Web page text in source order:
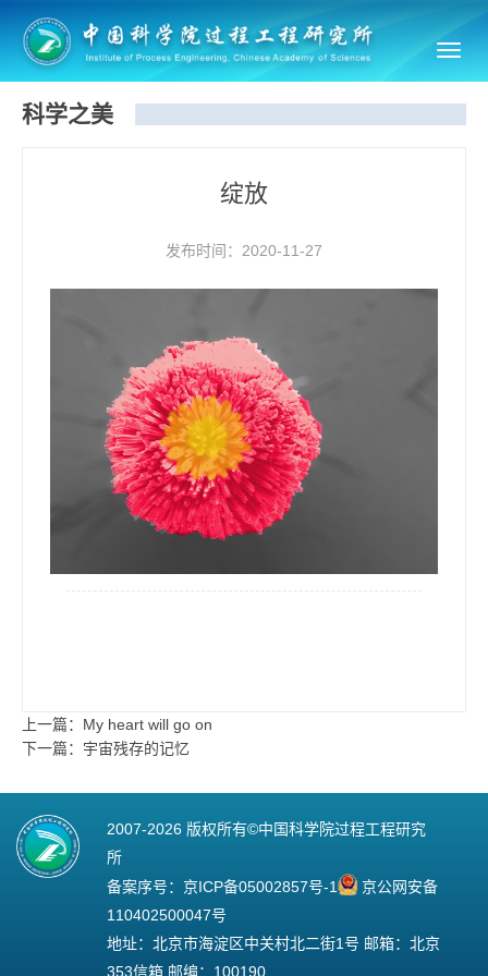
科学之美
绽放
发布时间：2020-11-27
上一篇：My heart will go on
下一篇：宇宙残存的记忆
2007-2026 版权所有©中国科学院过程工程研究
所
备案序号： 京ICP备05002857号-1
京公网安备
110402500047号
地址：北京市海淀区中关村北二街1号 邮箱：北京
353信箱 邮编：100190